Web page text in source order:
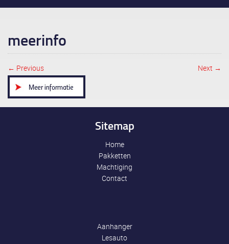
meerinfo
Image navigation
← Previous Next →
Sitemap
Home
Pakketten
Machtiging
Contact
Aanhanger
Lesauto